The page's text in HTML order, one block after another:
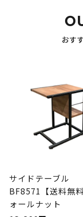
おす
サイドテーブル
BF8571【送料無
ォールナット